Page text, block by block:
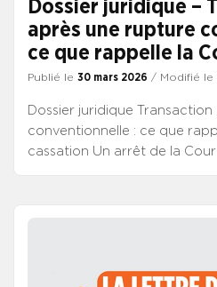
Dossier juridique –
après une rupture
ce que rappelle la
Publié le 30 mars 2026 / Modifié le
Dossier juridique
conventionnelle : ce que
cassation Un arrêt de la
s’il a signé une transaction